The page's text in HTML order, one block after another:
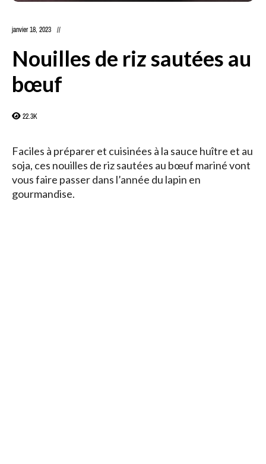
janvier 18, 2023
Nouilles de riz sautées au
bœuf
22.3K
Faciles à préparer et cuisinées à la sauce huître et au
soja, ces nouilles de riz sautées au bœuf mariné vont
vous faire passer dans l’année du lapin en
gourmandise.